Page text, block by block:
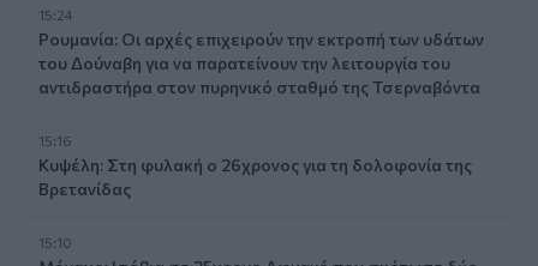
15:24
Ρουμανία: Οι αρχές επιχειρούν την εκτροπή των υδάτων
του Δούναβη για να παρατείνουν την λειτουργία του
αντιδραστήρα στον πυρηνικό σταθμό της Τσερναβόντα
15:16
Κυψέλη: Στη φυλακή ο 26χρονος για τη δολοφονία της
Βρετανίδας
15:10